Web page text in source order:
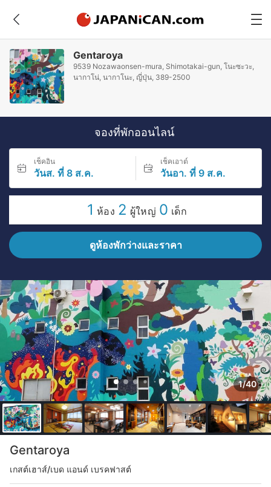
Gentaroya
9539 Nozawaonsen-mura, Shimotakai-gun, โนะซะวะ,
นากาโน่, นากาโนะ, ญี่ปุ่น, 389-2500
จองที่พักออนไลน์
เช็คอิน
วันส. ที่ 8 ส.ค.
เช็คเอาต์
วันอา. ที่ 9 ส.ค.
1 ห้อง 2 ผู้ใหญ่ 0 เด็ก
ดูห้องพักว่างและราคา
1/40
Gentaroya
เกสต์เฮาส์/เบด แอนด์ เบรคฟาสต์